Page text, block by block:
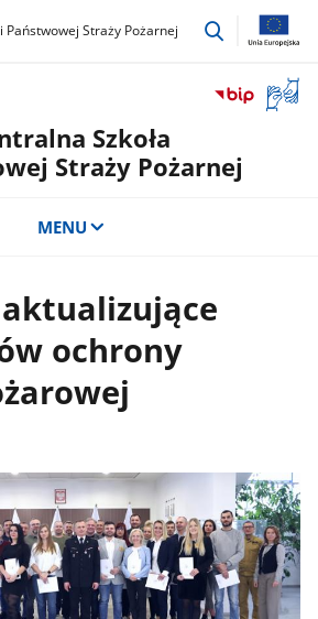
Państwowej Straży Pożarnej
przejdź
okno
Szkoła
Straży Pożarnej
MENU
ochrony